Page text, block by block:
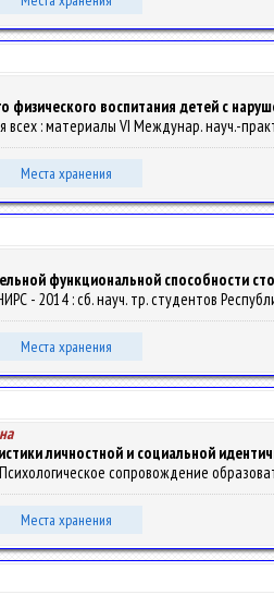
физического воспитания детей с
всех : материалы VI Междунар. науч.-
Места хранения
функциональной способности
- 2014 : сб. науч. тр. студентов
Места хранения
личностной и социальной
сопровождение
Места хранения